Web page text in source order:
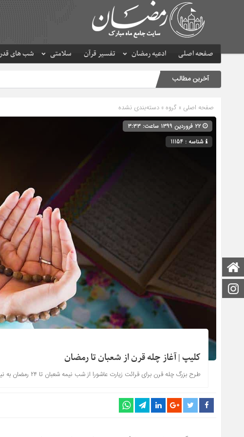
صفحه اصلی ادعیه رمضان تفسیر قرآن سلامتی شب های قدر
اینستاگرام
آخرین مطالب
صفحه اصلی » گروه » دسته‌بندی نشده
شناسه : 11154
کلیپ | آغاز چله قرن از شعبان تا رمضان
طرح بزرگ چله قرن برای قرائت زیارت عاشورا از شب نیمه شعبان تا ۲۴ رمضان به نیت دفع بلا آغاز شد.